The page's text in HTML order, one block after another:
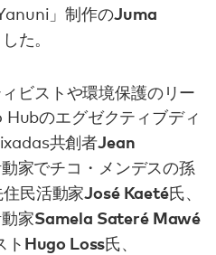
」制作のJuma
た。
ビストや環境保護のリー
のエグゼクティブディ
共創者Jean
家でチコ・メンデスの孫
民活動家José Kaeté氏、
家Samela Sateré Mawé
ト Hugo Loss氏、